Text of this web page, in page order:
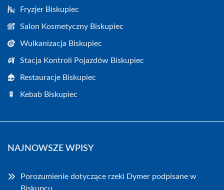
Fryzjer Biskupiec
Salon Kosmetyczny Biskupiec
Wulkanizacja Biskupiec
Stacja Kontroli Pojazdów Biskupiec
Restauracje Biskupiec
Kebab Biskupiec
NAJNOWSZE WPISY
Porozumienie dotyczące rzeki Dymer podpisane w